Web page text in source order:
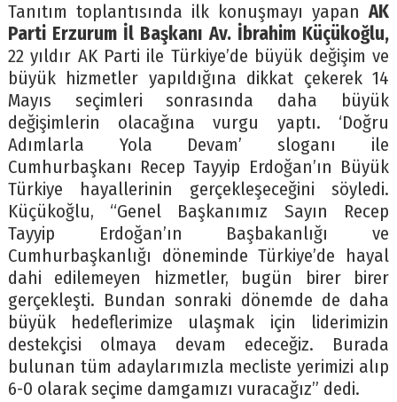
Tanıtım toplantısında ilk konuşmayı yapanAK
Parti Erzurum İl Başkanı Av. İbrahim Küçükoğlu,
22 yıldır AK Parti ile Türkiye’de büyük değişim ve
büyük hizmetler yapıldığına dikkat çekerek 14
Mayıs seçimleri sonrasında daha büyük
değişimlerin olacağına vurgu yaptı. ‘Doğru
Adımlarla Yola Devam’ sloganı ile
Cumhurbaşkanı Recep Tayyip Erdoğan’ın Büyük
Türkiye hayallerinin gerçekleşeceğini söyledi.
Küçükoğlu, “Genel Başkanımız Sayın Recep
Tayyip Erdoğan’ın Başbakanlığı ve
Cumhurbaşkanlığı döneminde Türkiye’de hayal
dahi edilemeyen hizmetler, bugün birer birer
gerçekleşti. Bundan sonraki dönemde de daha
büyük hedeflerimize ulaşmak için liderimizin
destekçisi olmaya devam edeceğiz. Burada
bulunan tüm adaylarımızla mecliste yerimizi alıp
6-0 olarak seçime damgamızı vuracağız” dedi.